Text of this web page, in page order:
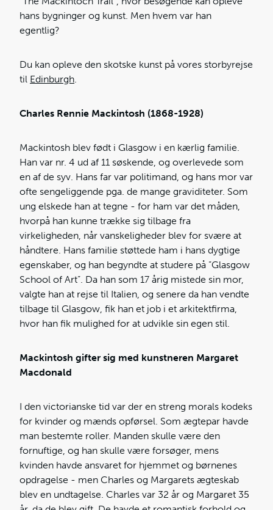
hans bygninger og kunst. Men hvem var han
egentlig?
Du kan opleve den skotske kunst på vores storbyrejse
til Edinburgh.
Charles Rennie Mackintosh (1868-1928)
Mackintosh blev født i Glasgow i en kærlig familie.
Han var nr. 4 ud af 11 søskende, og overlevede som
en af de syv. Hans far var politimand, og hans mor var
ofte sengeliggende pga. de mange graviditeter. Som
ung elskede han at tegne - for ham var det måden,
hvorpå han kunne trække sig tilbage fra
virkeligheden, når vanskeligheder blev for svære at
håndtere. Hans familie støttede ham i hans dygtige
egenskaber, og han begyndte at studere på ”Glasgow
School of Art”. Da han som 17 årig mistede sin mor,
valgte han at rejse til Italien, og senere da han vendte
tilbage til Glasgow, fik han et job i et arkitektfirma,
hvor han fik mulighed for at udvikle sin egen stil.
Mackintosh gifter sig med kunstneren Margaret
Macdonald
I den victorianske tid var der en streng morals kodeks
for kvinder og mænds opførsel. Som ægtepar havde
man bestemte roller. Manden skulle være den
fornuftige, og han skulle være forsøger, mens
kvinden havde ansvaret for hjemmet og børnenes
opdragelse - men Charles og Margarets ægteskab
blev en undtagelse. Charles var 32 år og Margaret 35